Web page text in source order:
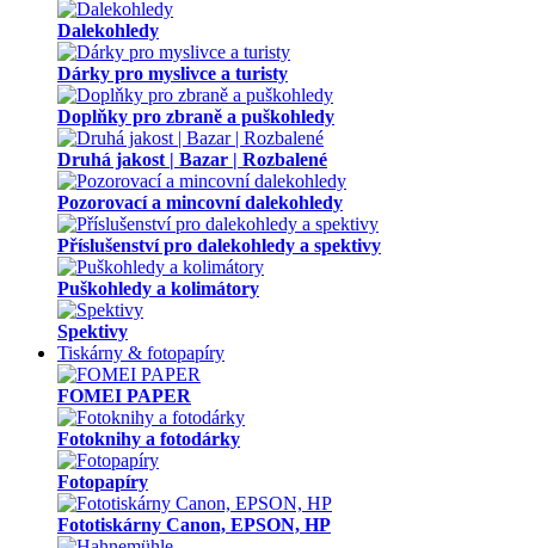
Dalekohledy
Dárky pro myslivce a turisty
Doplňky pro zbraně a puškohledy
Druhá jakost | Bazar | Rozbalené
Pozorovací a mincovní dalekohledy
Příslušenství pro dalekohledy a spektivy
Puškohledy a kolimátory
Spektivy
Tiskárny & fotopapíry
FOMEI PAPER
Fotoknihy a fotodárky
Fotopapíry
Fototiskárny Canon, EPSON, HP